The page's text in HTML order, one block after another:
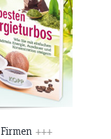
+++